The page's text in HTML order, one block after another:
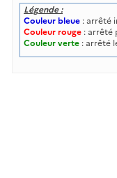
Légende :
Couleur bleue : arrêté
Couleur rouge : arrêté
Couleur verte : arrêté